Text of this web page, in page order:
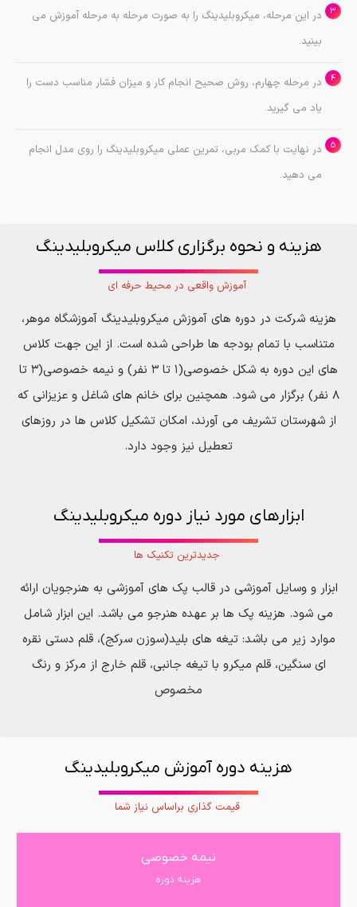
در این مرحله، میکروبلیدینگ را به صورت مرحله به مرحله آموزش می
بینید.
در مرحله چهارم، روش صحیح انجام کار و میزان فشار مناسب دست را
یاد می گیرید.
در نهایت با کمک مربی، تمرین عملی میکروبلیدینگ را روی مدل انجام
می دهید.
هزینه و نحوه برگزاری کلاس میکروبلیدینگ
آموزش واقعی در محیط حرفه ای
هزینه شرکت در دوره های آموزش میکروبلیدینگ آموزشگاه موهر،
متناسب با تمام بودجه ها طراحی شده است. از این جهت کلاس
های این دوره به شکل خصوصی(۱ تا ۳ نفر) و نیمه خصوصی(۳ تا
۸ نفر) برگزار می شود. همچنین برای خانم های شاغل و عزیزانی که
از شهرستان تشریف می آورند، امکان تشکیل کلاس ها در روزهای
تعطیل نیز وجود دارد.
ابزارهای مورد نیاز دوره میکروبلیدینگ
جدیدترین تکنیک ها
ابزار و وسایل آموزشی در قالب پک های آموزشی به هنرجویان ارائه
می شود. هزینه پک ها بر عهده هنرجو می باشد. این ابزار شامل
موارد زیر می باشد: تیغه های بلید(سوزن سرکج)، قلم دستی نقره
ای سنگین، قلم میکرو با تیغه جانبی، قلم خارج از مرکز و رنگ
مخصوص
هزینه دوره آموزش میکروبلیدینگ
قیمت گذاری براساس نیاز شما
نیمه خصوصی
هزینه دوره